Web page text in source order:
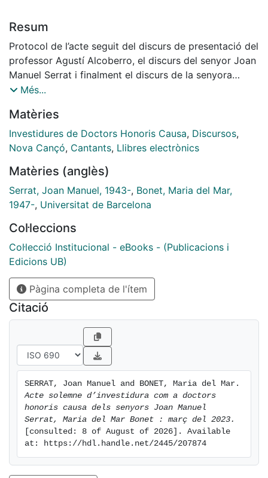
Resum
Protocol de l’acte seguit del discurs de presentació del
professor Agustí Alcoberro, el discurs del senyor Joan
Manuel Serrat i finalment el discurs de la senyora
Maria del Mar Bonet
Més...
Matèries
Investidures de Doctors Honoris Causa, Discursos,
Nova Cançó, Cantants, Llibres electrònics
Matèries (anglès)
Serrat, Joan Manuel, 1943-, Bonet, Maria del Mar,
1947-, Universitat de Barcelona
Col·leccions
Col·lecció Institucional - eBooks - (Publicacions i
Edicions UB)
Pàgina completa de l'ítem
Citació
Acte solemne d’investidura com a doctors
honoris causa dels senyors Joan Manuel
Serrat, Maria del Mar Bonet : març del 2023.
[consulted: 8 of August of 2026]. Available
at: https://hdl.handle.net/2445/207874